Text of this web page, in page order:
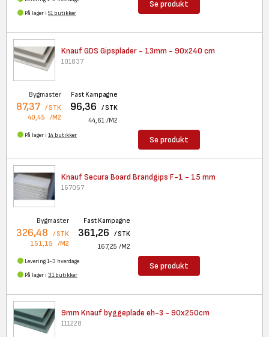
På lager i 51 butikker
Se produkt
Knauf GDS Gipsplader - 13mm - 90x240 cm
101837
Bygmaster
87,37 / STK
40,45 /M2
Fast Kampagne
96,36 / STK
44,61 /M2
På lager i 14 butikker Se produkt
Knauf Secura Board Brandgips F-1 - 15 mm
167057
Bygmaster
326,48 / STK
151,15 /M2
Fast Kampagne
361,26 / STK
167,25 /M2
Levering 1-3 hverdage
På lager i 31 butikker
Se produkt
9mm Knauf byggeplade eh-3 - 90x250cm
111228